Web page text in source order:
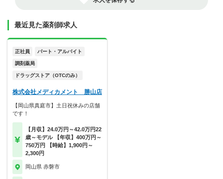
最近見た薬剤師求人
正社員 パート・アルバイト
調剤薬局
ドラッグストア（OTCのみ）
株式会社メディカメント 勝山店
【岡山県真庭市】土日祝休みの店舗
です！
【月収】24.0万円～42.0万円22
歳～モデル 【年収】400万円～
750万円 【時給】1,900円～
2,300円
岡山県 赤磐市